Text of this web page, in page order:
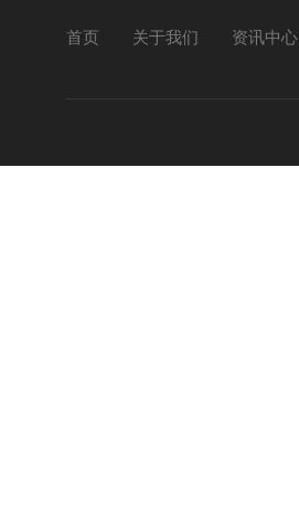
首页 关于我们 资讯中心